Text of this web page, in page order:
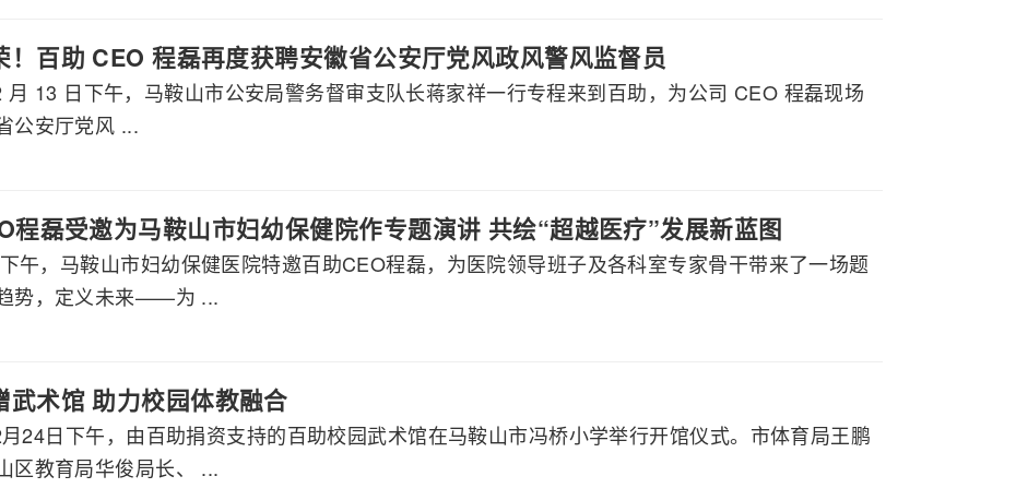
！百助 CEO 程磊再度获聘安徽省公安厅党风政风警风监督员
13 日下午，马鞍山市公安局警务督审支队长蒋家祥一行专程来到百助，为公司 CEO 程磊现场
公安厅党风 ...
程磊受邀为马鞍山市妇幼保健院作专题演讲 共绘“超越医疗”发展新蓝图
午，马鞍山市妇幼保健医院特邀百助CEO程磊，为医院领导班子及各科室专家骨干带来了一场题
势，定义未来——为 ...
武术馆 助力校园体教融合
24日下午，由百助捐资支持的百助校园武术馆在马鞍山市冯桥小学举行开馆仪式。市体育局王鹏
区教育局华俊局长、 ...